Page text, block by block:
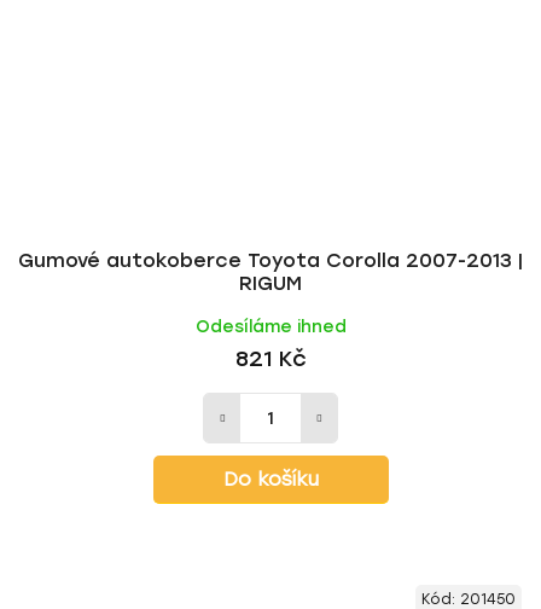
Gumové autokoberce Toyota Corolla 2007-2013 |
RIGUM
Odesíláme ihned
821 Kč
Do košíku
Kód: 201450